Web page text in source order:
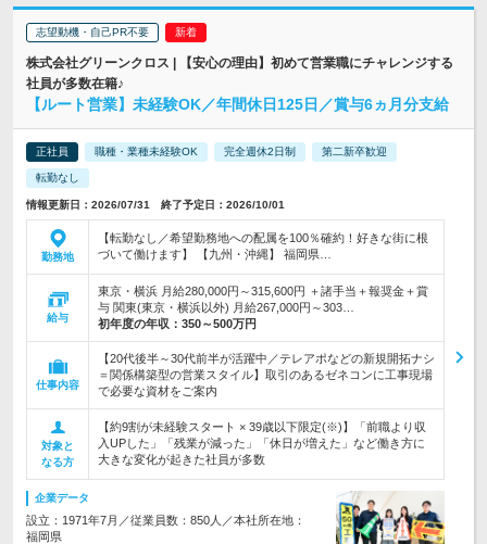
志望動機・自己PR不要
株式会社グリーンクロス | 【安心の理由】初めて営業職にチャレンジする
社員が多数在籍♪
【ルート営業】未経験OK／年間休日125日／賞与6ヵ月分支給
正社員 職種・業種未経験OK 完全週休2日制 第二新卒歓迎
転勤なし
情報更新日：2026/07/31 終了予定日：2026/10/01
勤務地
【転勤なし／希望勤務地への配属を100％確約！好きな街に根
づいて働けます】 【九州・沖縄】 福岡県…
給与
東京・横浜 月給280,000円～315,600円 ＋諸手当＋報奨金＋賞
与 関東(東京・横浜以外) 月給267,000円～303…
初年度の年収： 350～500万円
仕事内容
【20代後半～30代前半が活躍中／テレアポなどの新規開拓ナシ
＝関係構築型の営業スタイル】取引のあるゼネコンに工事現場
で必要な資材をご案内
対象と
なる方
【約9割が未経験スタート × 39歳以下限定(※)】「前職より収
入UPした」「残業が減った」「休日が増えた」など働き方に
大きな変化が起きた社員が多数
企業データ
設立：1971年7月／従業員数：850人／本社所在地：
福岡県